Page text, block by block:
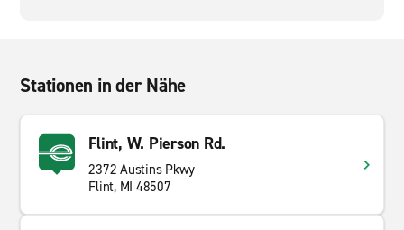
Stationen in der Nähe
Flint, W. Pierson Rd.
2372 Austins Pkwy
Flint, MI 48507